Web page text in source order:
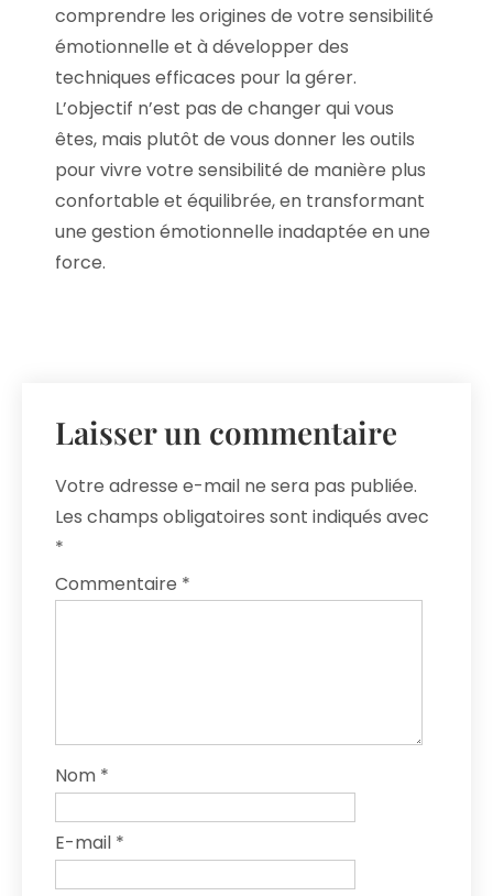
comprendre les origines de votre sensibilité
émotionnelle et à développer des
techniques efficaces pour la gérer.
L’objectif n’est pas de changer qui vous
êtes, mais plutôt de vous donner les outils
pour vivre votre sensibilité de manière plus
confortable et équilibrée, en transformant
une gestion émotionnelle inadaptée en une
force.
Laisser un commentaire
Votre adresse e-mail ne sera pas publiée.
Les champs obligatoires sont indiqués avec
*
Commentaire *
Nom *
E-mail *